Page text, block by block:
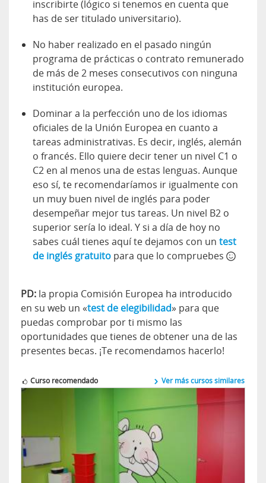
inscribirte (lógico si tenemos en cuenta que
has de ser titulado universitario).
No haber realizado en el pasado ningún
programa de prácticas o contrato remunerado
de más de 2 meses consecutivos con ninguna
institución europea.
Dominar a la perfección uno de los idiomas
oficiales de la Unión Europea en cuanto a
tareas administrativas. Es decir, inglés, alemán
o francés. Ello quiere decir tener un nivel C1 o
C2 en al menos una de estas lenguas. Aunque
eso sí, te recomendaríamos ir igualmente con
un muy buen nivel de inglés para poder
desempeñar mejor tus tareas. Un nivel B2 o
superior sería lo ideal. Y si a día de hoy no
sabes cuál tienes aquí te dejamos con un test
de inglés gratuito para que lo compruebes
PD: la propia Comisión Europea ha introducido
en su web un «test de elegibilidad» para que
puedas comprobar por ti mismo las
oportunidades que tienes de obtener una de las
presentes becas. ¡Te recomendamos hacerlo!
Curso recomendado Ver más cursos similares